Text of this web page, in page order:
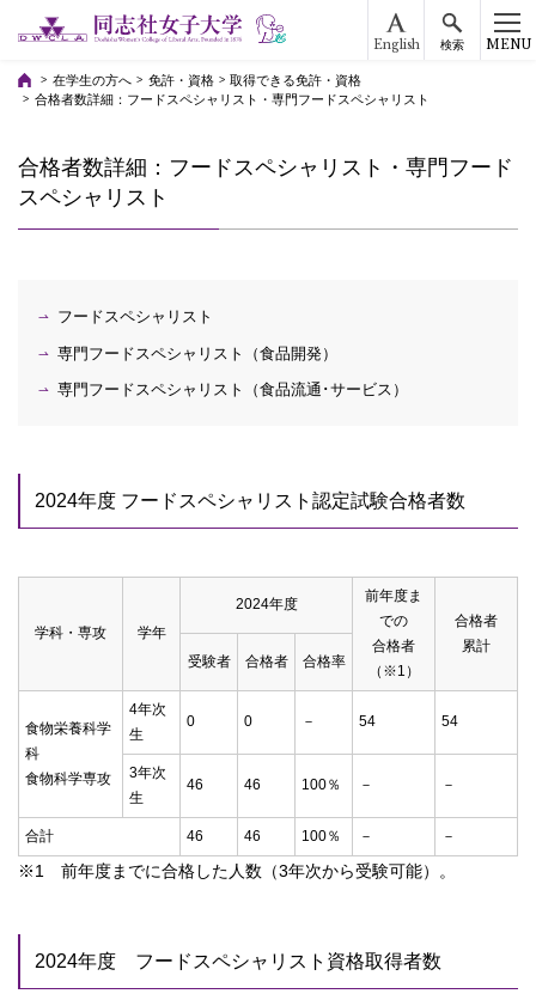
English 検索 MENU
在学生の方へ 免許・資格
取得できる免許・資格
合格者数詳細：フードスペシャリスト・専門フードスペシャリスト
合格者数詳細：フードスペシャリスト・専門フード
スペシャリスト
フードスペシャリスト
専門フードスペシャリスト（食品開発）
専門フードスペシャリスト（食品流通･サービス）
2024年度 フードスペシャリスト認定試験合格者数
※1 前年度までに合格した人数（3年次から受験可能）。
学科・専攻 学年
2024年度
前年度ま
での
合格者
（※1）
合格者
累計
受験者
合格者 合格率
食物栄養科学
科
食物科学専攻
4年次
生
0 0 － 54 54
3年次
生
46 46 100％ － －
合計 46 46 100％ － －
2024年度 フードスペシャリスト資格取得者数